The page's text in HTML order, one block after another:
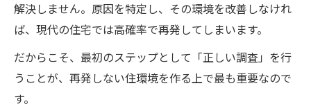
解決しません。原因を特定し、その環境を改善しなけれ
ば、現代の住宅では高確率で再発してしまいます。
だからこそ、最初のステップとして「正しい調査」を行
うことが、再発しない住環境を作る上で最も重要なので
す。